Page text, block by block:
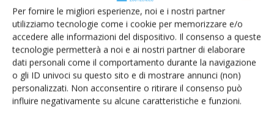
Per fornire le migliori esperienze, noi e i nostri partner
utilizziamo tecnologie come i cookie per memorizzare e/o
accedere alle informazioni del dispositivo. Il consenso a queste
tecnologie permetterà a noi e ai nostri partner di elaborare
dati personali come il comportamento durante la navigazione
o gli ID univoci su questo sito e di mostrare annunci (non)
personalizzati. Non acconsentire o ritirare il consenso può
influire negativamente su alcune caratteristiche e funzioni.
E-magazine
Tecniche, prodotti e servizi dalle aziende